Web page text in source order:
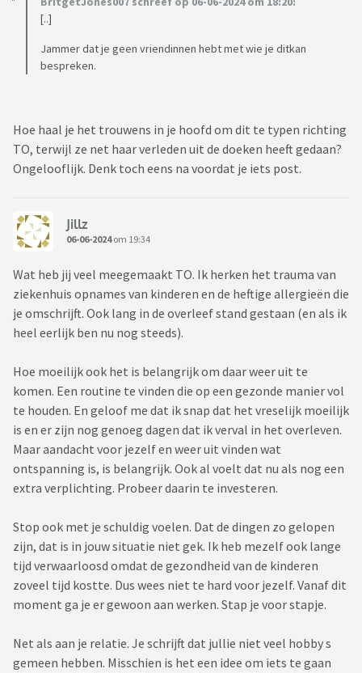
[..]
Jammer dat je geen vriendinnen hebt met wie je ditkan
bespreken.
Hoe haal je het trouwens in je hoofd om dit te typen richting
TO, terwijl ze net haar verleden uit de doeken heeft gedaan?
Ongelooflijk. Denk toch eens na voordat je iets post.
Jillz
06-06-2024om 19:34
Wat heb jij veel meegemaakt TO. Ik herken het trauma van
ziekenhuis opnames van kinderen en de heftige allergieën die
je omschrijft. Ook lang in de overleef stand gestaan (en als ik
heel eerlijk ben nu nog steeds).
Hoe moeilijk ook het is belangrijk om daar weer uit te
komen. Een routine te vinden die op een gezonde manier vol
te houden. En geloof me dat ik snap dat het vreselijk moeilijk
is en er zijn nog genoeg dagen dat ik verval in het overleven.
Maar aandacht voor jezelf en weer uit vinden wat
ontspanning is, is belangrijk. Ook al voelt dat nu als nog een
extra verplichting. Probeer daarin te investeren.
Stop ook met je schuldig voelen. Dat de dingen zo gelopen
zijn, dat is in jouw situatie niet gek. Ik heb mezelf ook lange
tijd verwaarloosd omdat de gezondheid van de kinderen
zoveel tijd kostte. Dus wees niet te hard voor jezelf. Vanaf dit
moment ga je er gewoon aan werken. Stap je voor stapje.
Net als aan je relatie. Je schrijft dat jullie niet veel hobby s
gemeen hebben. Misschien is het een idee om iets te gaan